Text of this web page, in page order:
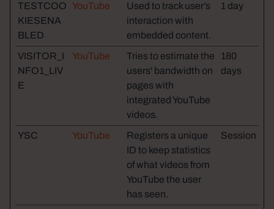
TESTCOO
KIESENA
BLED
YouTube
Used to track user’s
interaction with
embedded content.
1 day
VISITOR_I
NFO1_LIV
E
YouTube
Tries to estimate the
users' bandwidth on
pages with
integrated YouTube
videos.
180
days
YSC YouTube
Registers a unique
ID to keep statistics
of what videos from
YouTube the user
has seen.
Session